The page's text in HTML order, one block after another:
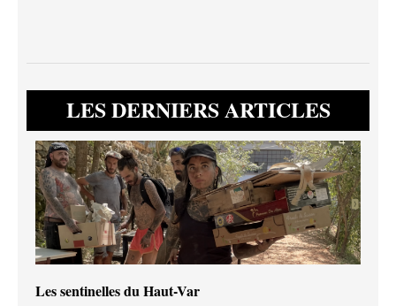
LES DERNIERS ARTICLES
Les sentinelles du Haut-Var